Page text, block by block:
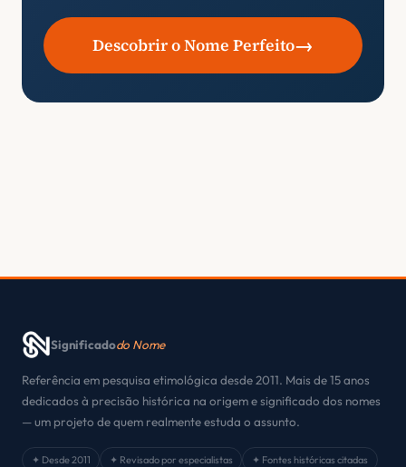
Descobrir o Nome Perfeito→
Significadodo Nome
Referência em pesquisa etimológica desde 2011. Mais de 15 anos
dedicados à precisão histórica na origem e significado dos nomes
— um projeto de quem realmente estuda o assunto.
✦ Desde 2011 ✦ Revisado por especialistas
✦ Fontes históricas citadas